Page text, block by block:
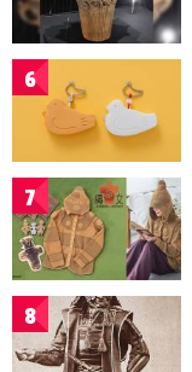
6
7
8